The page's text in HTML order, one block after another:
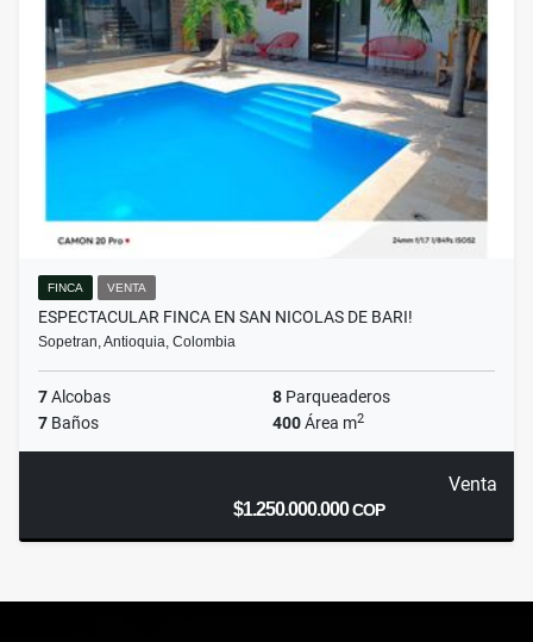
FINCA VENTA
ESPECTACULAR FINCA EN SAN NICOLAS DE BARI!
Sopetran, Antioquia, Colombia
7Alcobas 8 Parqueaderos
7 Baños 400Área m2
Venta
$1.250.000.000COP